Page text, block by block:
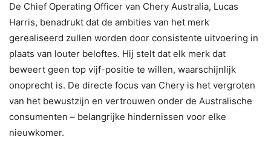
De Chief Operating Officer van Chery Australia, Lucas
Harris, benadrukt dat de ambities van het merk
gerealiseerd zullen worden door consistente uitvoering in
plaats van louter beloftes. Hij stelt dat elk merk dat
beweert geen top vijf-positie te willen, waarschijnlijk
onoprecht is. De directe focus van Chery is het vergroten
van het bewustzijn en vertrouwen onder de Australische
consumenten – belangrijke hindernissen voor elke
nieuwkomer.